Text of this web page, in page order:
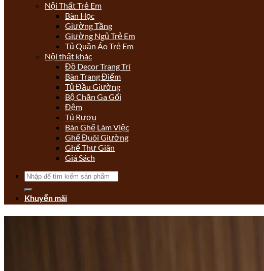
Nội Thất Trẻ Em
Bàn Học
Giường Tầng
Giường Ngủ Trẻ Em
Tủ Quần Áo Trẻ Em
Nội thất khác
Đồ Decor Trang Trí
Bàn Trang Điểm
Tủ Đầu Giường
Bộ Chăn Ga Gối
Đệm
Tủ Rượu
Bàn Ghế Làm Việc
Ghế Đuôi Giường
Ghế Thư Giãn
Giá Sách
Tìm
kiếm:
Khuyến mãi